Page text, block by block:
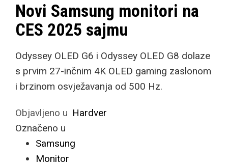
Novi Samsung monitori na
CES 2025 sajmu
Odyssey OLED G6 i Odyssey OLED G8 dolaze
s prvim 27-inčnim 4K OLED gaming zaslonom
i brzinom osvježavanja od 500 Hz.
Objavljeno u Hardver
Označeno u
Samsung
Monitor